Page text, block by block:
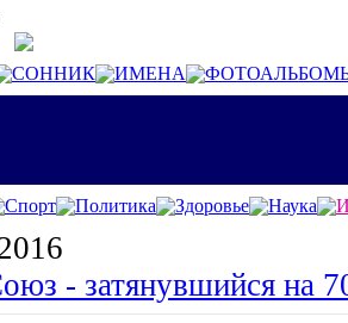
СОННИК ИМЕНА
Спорт Политика Здоровье Наука
- затянувшийся на